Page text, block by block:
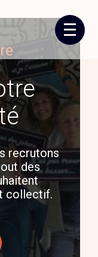
recrutons
des
collectif.